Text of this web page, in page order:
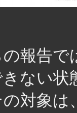
の報告で
ない状
対象は